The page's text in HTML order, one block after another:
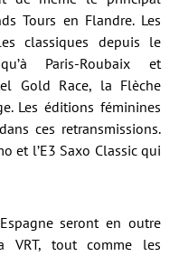
Tours en Flandre. Les
classiques depuis le
Paris-Roubaix et
Gold Race, la Flèche
Les éditions féminines
ces retransmissions.
et l’E3 Saxo Classic qui
seront en outre
VRT, tout comme les